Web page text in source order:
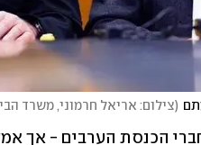
(צילום: אריאל חרמוני, משרד